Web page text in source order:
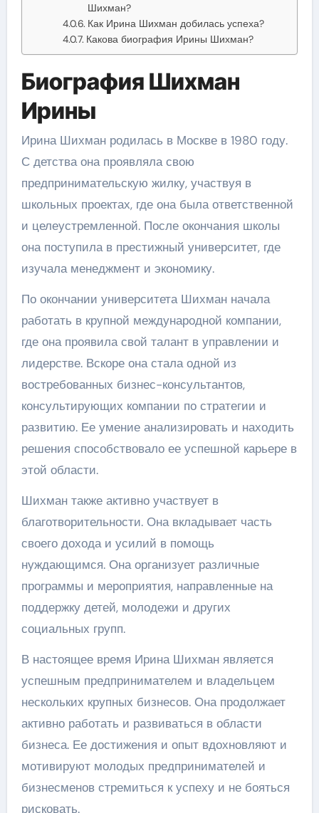
Шихман?
Как Ирина Шихман добилась успеха?
Какова биография Ирины Шихман?
Биография Шихман
Ирины
Ирина Шихман родилась в Москве в 1980 году.
С детства она проявляла свою
предпринимательскую жилку, участвуя в
школьных проектах, где она была ответственной
и целеустремленной. После окончания школы
она поступила в престижный университет, где
изучала менеджмент и экономику.
По окончании университета Шихман начала
работать в крупной международной компании,
где она проявила свой талант в управлении и
лидерстве. Вскоре она стала одной из
востребованных бизнес-консультантов,
консультирующих компании по стратегии и
развитию. Ее умение анализировать и находить
решения способствовало ее успешной карьере в
этой области.
Шихман также активно участвует в
благотворительности. Она вкладывает часть
своего дохода и усилий в помощь
нуждающимся. Она организует различные
программы и мероприятия, направленные на
поддержку детей, молодежи и других
социальных групп.
В настоящее время Ирина Шихман является
успешным предпринимателем и владельцем
нескольких крупных бизнесов. Она продолжает
активно работать и развиваться в области
бизнеса. Ее достижения и опыт вдохновляют и
мотивируют молодых предпринимателей и
бизнесменов стремиться к успеху и не бояться
рисковать.